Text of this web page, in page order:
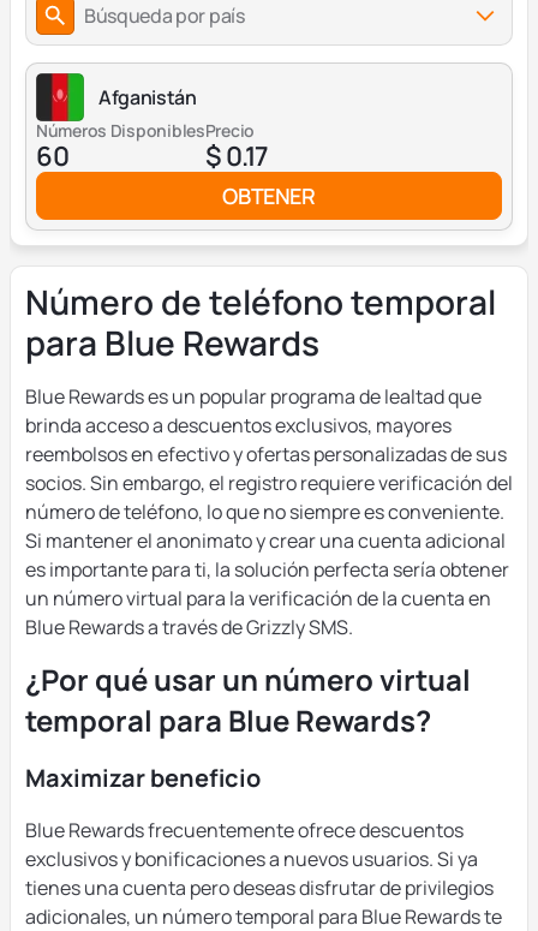
Búsqueda por país
Afganistán
Números Disponibles
60
Precio
$ 0.17
OBTENER
Número de teléfono temporal
para Blue Rewards
Blue Rewards es un popular programa de lealtad que
brinda acceso a descuentos exclusivos, mayores
reembolsos en efectivo y ofertas personalizadas de sus
socios. Sin embargo, el registro requiere verificación del
número de teléfono, lo que no siempre es conveniente.
Si mantener el anonimato y crear una cuenta adicional
es importante para ti, la solución perfecta sería obtener
un número virtual para la verificación de la cuenta en
Blue Rewards a través de Grizzly SMS.
¿Por qué usar un número virtual
temporal para Blue Rewards?
Maximizar beneficio
Blue Rewards frecuentemente ofrece descuentos
exclusivos y bonificaciones a nuevos usuarios. Si ya
tienes una cuenta pero deseas disfrutar de privilegios
adicionales, un número temporal para Blue Rewards te